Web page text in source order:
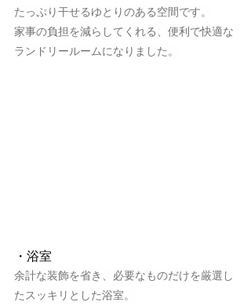
たっぷり干せるゆとりのある空間です。
家事の負担を減らしてくれる、便利で快適な
ランドリールームになりました。
・浴室
余計な装飾を省き、必要なものだけを厳選し
たスッキリとした浴室。